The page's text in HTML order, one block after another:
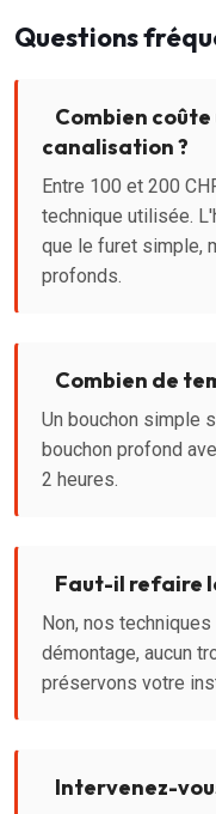
Questions
Combien
canalisation ?
Entre 100 et 200
technique utilisée.
que le furet simple,
profonds.
Combien de
Un bouchon simple
bouchon profond
2 heures.
Faut-il refaire
Non, nos
démontage, aucun
préservons votre
Intervenez-